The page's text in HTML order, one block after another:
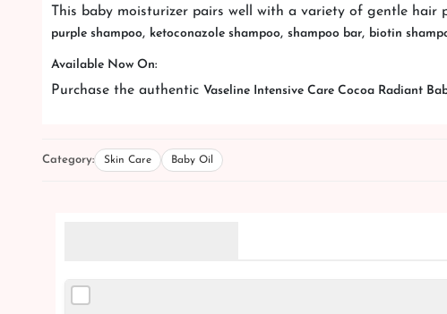
This baby moisturizer pairs well with a variety of gentle hair
purple shampoo, ketoconazole shampoo, shampoo bar, biotin
Available Now On:
Purchase the authentic Vaseline Intensive Care Cocoa Radiant
Category: Skin Care Baby Oil